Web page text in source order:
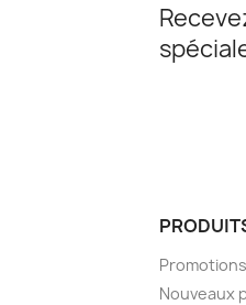
Promotions
Nouveaux